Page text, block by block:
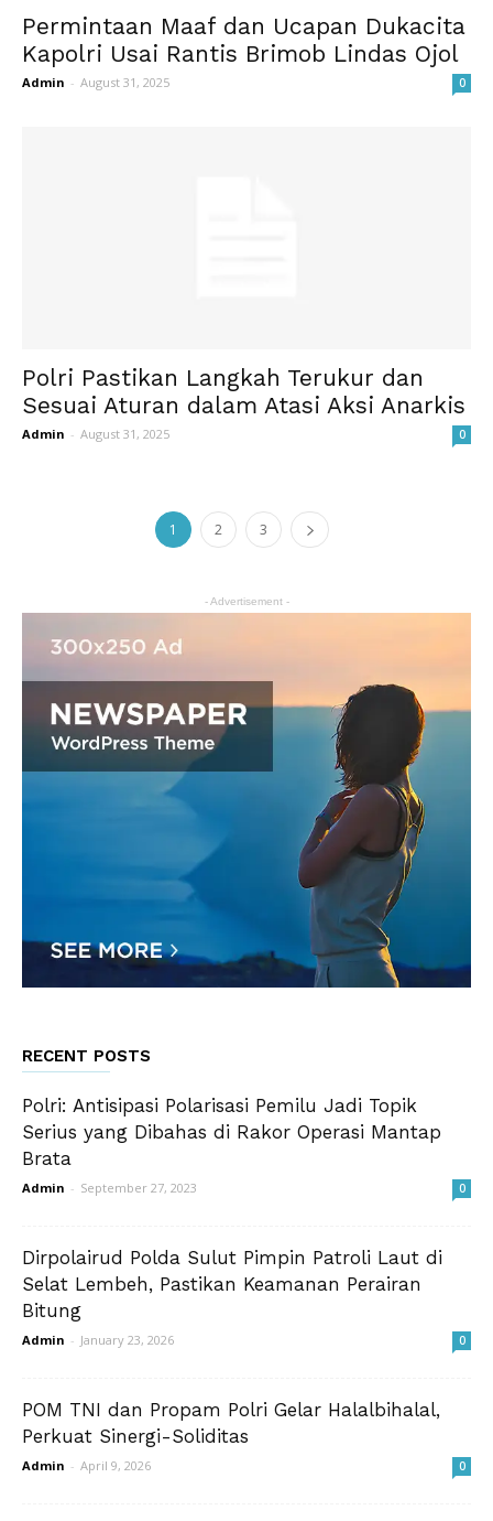
Permintaan Maaf dan Ucapan Dukacita
Kapolri Usai Rantis Brimob Lindas Ojol
Admin - August 31, 2025 0
Polri Pastikan Langkah Terukur dan
Sesuai Aturan dalam Atasi Aksi Anarkis
Admin - August 31, 2025 0
1 2 3
- Advertisement -
RECENT POSTS
Polri: Antisipasi Polarisasi Pemilu Jadi Topik
Serius yang Dibahas di Rakor Operasi Mantap
Brata
Admin - September 27, 2023 0
Dirpolairud Polda Sulut Pimpin Patroli Laut di
Selat Lembeh, Pastikan Keamanan Perairan
Bitung
Admin - January 23, 2026 0
POM TNI dan Propam Polri Gelar Halalbihalal,
Perkuat Sinergi-Soliditas
Admin - April 9, 2026 0